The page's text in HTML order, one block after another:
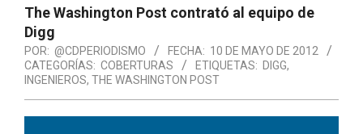
The Washington Post contrató al equipo de
Digg
POR: @CDPERIODISMO FECHA: 10 DE MAYO DE 2012
CATEGORÍAS: COBERTURAS ETIQUETAS: DIGG,
INGENIEROS, THE WASHINGTON POST